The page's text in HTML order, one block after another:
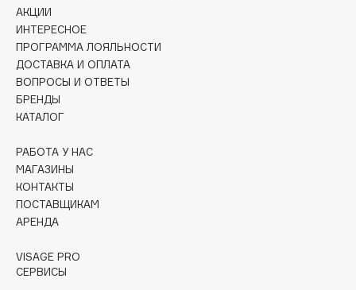
Collagenina
Consly
Corimo
CosRX
Cottolina
Crescina
Curaprox
D
d'Alba
DABO
АКЦИИ
ИНТЕРЕСНОЕ
ПРОГРАММА ЛОЯЛЬНОСТИ
ДОСТАВКА И ОПЛАТА
ВОПРОСЫ И ОТВЕТЫ
БРЕНДЫ
КАТАЛОГ
РАБОТА У НАС
МАГАЗИНЫ
КОНТАКТЫ
ПОСТАВЩИКАМ
АРЕНДА
VISAGE PRO
СЕРВИСЫ